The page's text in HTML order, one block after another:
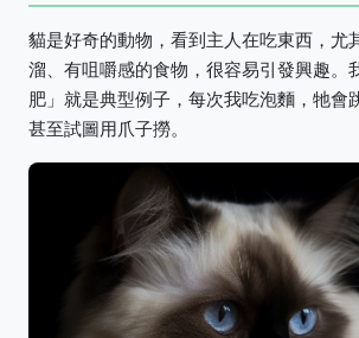
貓是好奇的動物，看到主人在吃東西，尤
溜、有咀嚼感的食物，很容易引發興趣。
肥」就是典型例子，每次我吃泡麵，牠會
甚至試圖用爪子撈。